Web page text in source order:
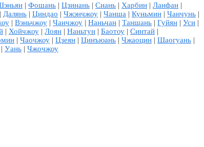
| Фошань | Цзинань | Сиань | Харбин | Ланфан |
| Далянь | Циндао | Чжэнчжоу | Чанша | Куньмин | Чанчунь |
| Вэньчжоу | Чанчжоу | Наньчан | Таншань | Гуйян | Уси |
| Хойчжоу | Лоян | Наньтун | Баотоу | Синтай |
| Чаочжоу | Цзеян | Цинъюань | Чжаоцин | Шаогуань |
| Уань | Чжочжоу